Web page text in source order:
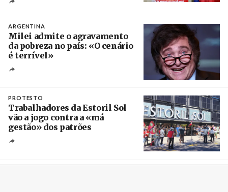
ARGENTINA
Milei admite o agravamento
da pobreza no país: «O cenário
é terrível»
PROTESTO
Trabalhadores da Estoril Sol
vão a jogo contra a «má
gestão» dos patrões